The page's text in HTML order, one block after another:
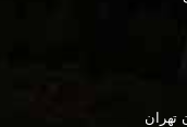
تهران